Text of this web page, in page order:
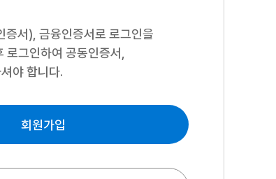
증서), 금융인증서로 로그인을
로그인하여 공동인증서,
야 합니다.
회원가입